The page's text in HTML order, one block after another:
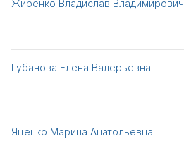
Жиренко Владислав Владимирович
Губанова Елена Валерьевна
Яценко Марина Анатольевна